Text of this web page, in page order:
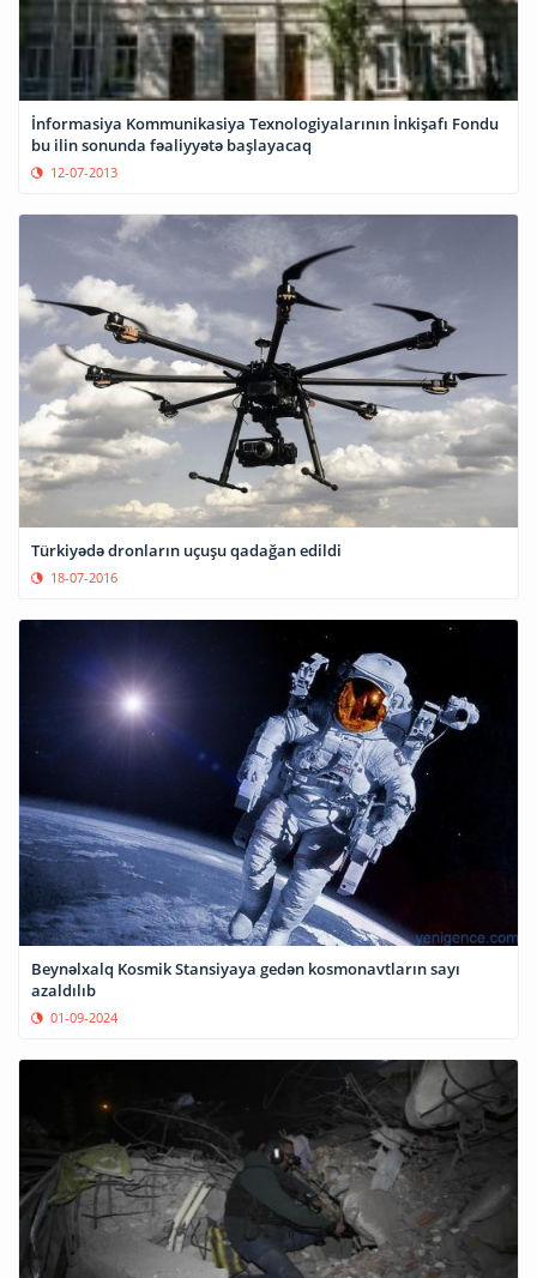
İnformasiya Kommunikasiya Texnologiyalarının İnkişafı Fondu
bu ilin sonunda fəaliyyətə başlayacaq
12-07-2013
Türkiyədə dronların uçuşu qadağan edildi
18-07-2016
Beynəlxalq Kosmik Stansiyaya gedən kosmonavtların sayı
azaldılıb
01-09-2024